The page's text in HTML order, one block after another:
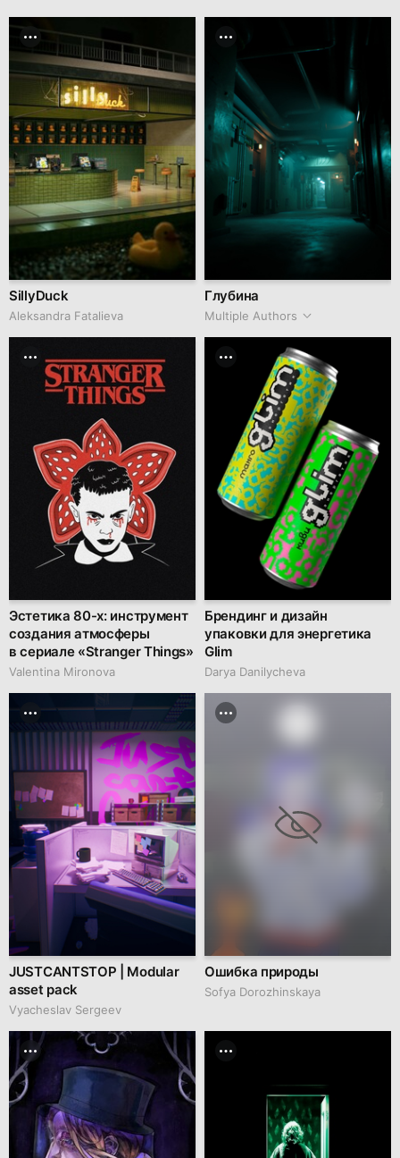
SillyDuck
Aleksandra Fatalieva
Глубина
Multiple Authors
Эстетика 80-х: инструмент
создания атмосферы
в сериале «Stranger Things»
Valentina Mironova
Брендинг и дизайн
упаковки для энергетика
Glim
Darya Danilycheva
JUSTCANTSTOP | Modular
asset pack
Vyacheslav Sergeev
Ошибка природы
Sofya Dorozhinskaya